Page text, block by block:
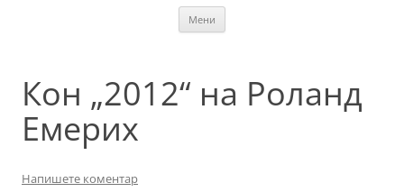
Мени
Кон „2012“ на Роланд
Емерих
Напишете коментар